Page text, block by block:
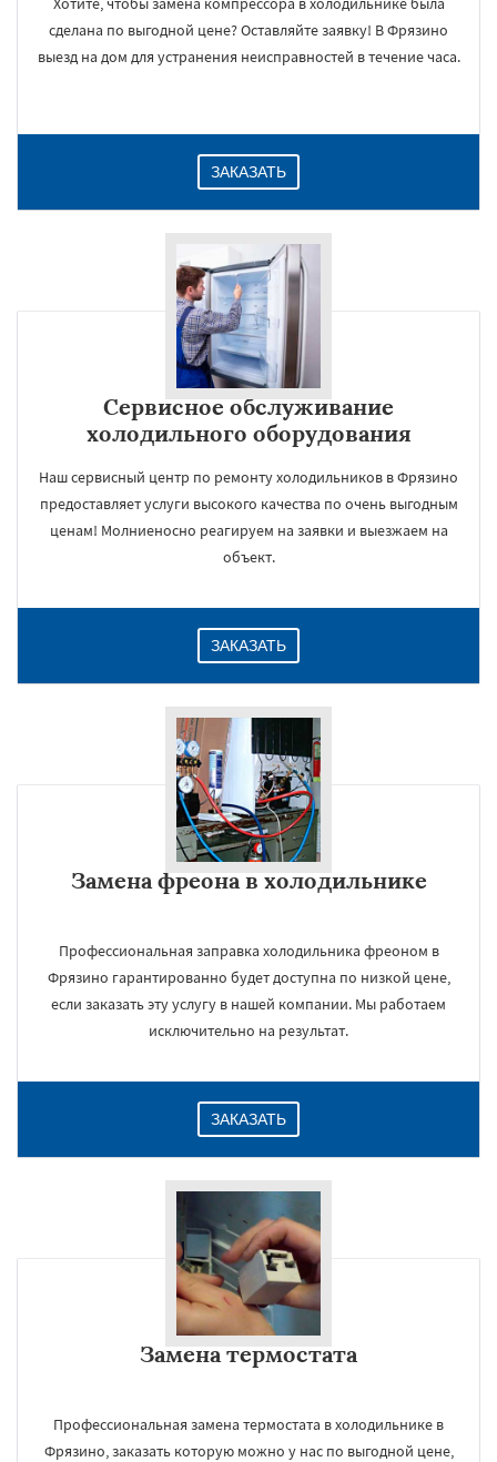
сделана по выгодной цене? Оставляйте заявку! В Фрязино
выезд на дом для устранения неисправностей в течение часа.
ЗАКАЗАТЬ
Сервисное обслуживание
холодильного оборудования
Наш сервисный центр по ремонту холодильников в Фрязино
предоставляет услуги высокого качества по очень выгодным
ценам! Молниеносно реагируем на заявки и выезжаем на
объект.
ЗАКАЗАТЬ
Замена фреона в холодильнике
Профессиональная заправка холодильника фреоном в
Фрязино гарантированно будет доступна по низкой цене,
если заказать эту услугу в нашей компании. Мы работаем
исключительно на результат.
ЗАКАЗАТЬ
Замена термостата
Профессиональная замена термостата в холодильнике в
Фрязино, заказать которую можно у нас по выгодной цене,
×
Даю согласие на обработку персональных данных